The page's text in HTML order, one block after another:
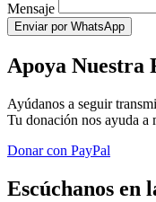
Mensaje
Enviar por WhatsApp
Apoya Nuestra
Ayúdanos a seguir
Tu donación nos ayuda a
Donar con PayPal
Escúchanos en